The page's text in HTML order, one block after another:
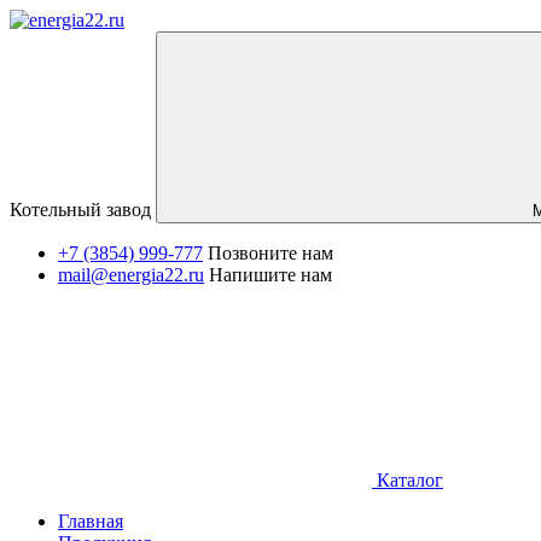
Котельный завод
+7 (3854) 999-777 Позвоните нам
mail@energia22.ru Напишите нам
Каталог
Главная